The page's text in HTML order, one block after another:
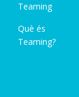
Teaming
Què és
Teaming?